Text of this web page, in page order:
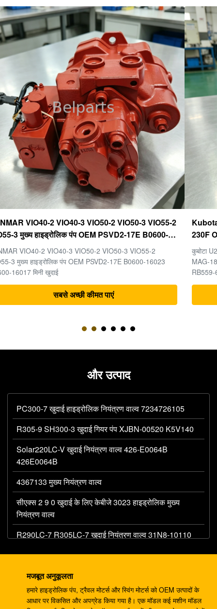
Kubota U20-3 U25-3 अंतिम ड्राइव KYB MAG-18VP-
230F OEM ट्रैवल मोटर B0240-18076 RB511-61290
RB559-61290 RC157-78000 मिनी खुदाई भागों के लिए
कुबोटा U20-3 U25-3 मिनी खुदाई मशीन के पुर्जों के लिए अंतिम ड्राइव KYB
MAG-18VP-230F ट्रैवल मोटर B0240-18076 RB511-61290
RB559-61290 RC157-78000
सबसे अच्छी कीमत पाएं
और उत्पाद
PC300-7 खुदाई हाइड्रोलिक नियंत्रण वाल्व 7234726105
R305-9 SH300-3 खुदाई गियर पंप XJBN-00520 K5V140
Solar220LC-V खुदाई नियंत्रण वाल्व 426-E0064B
426E0064B
4367133 मुख्य नियंत्रण वाल्व
सीएक्स 2 9 0 खुदाई के लिए केबीजे 3023 हाइड्रोलिक मुख्य
नियंत्रण वाल्व
R290LC-7 R305LC-7 खुदाई नियंत्रण वाल्व 31N8-10110
PC75
एचपीवी55 खुदाई मशीन के पुर्जे पीसी120-3 पीसी120-5 गियर पंप
मजबूत अनुकूलता
हमारे हाइड्रोलिक पंप, ट्रैवल मोटर्स और स्विंग मोटर्स को OEM उत्पादों के
आधार पर विकसित और अपग्रेड किया गया है। एक मॉडल कई मशीन मॉडल